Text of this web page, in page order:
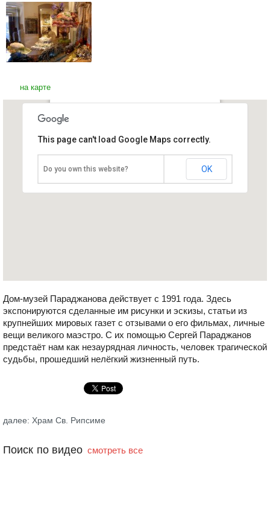
на карте
Армения, Ереван
This page can't load Google Maps correctly.
Do you own this website? OK
Дом-музей Параджанова действует с 1991 года. Здесь
экспонируются сделанные им рисунки и эскизы, статьи из
крупнейших мировых газет с отзывами о его фильмах, личные
вещи великого маэстро. С их помощью Сергей Параджанов
предстаёт нам как незаурядная личность, человек трагической
судьбы, прошедший нелёгкий жизненный путь.
далее: Храм Св. Рипсиме
Поиск по видео смотреть все